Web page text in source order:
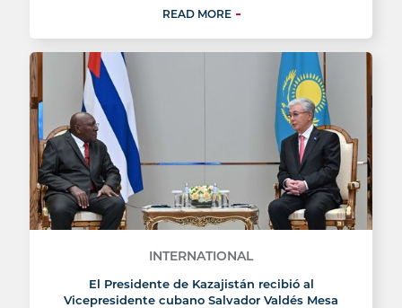
READ MORE
INTERNATIONAL
El Presidente de Kazajistán recibió al
Vicepresidente cubano Salvador Valdés Mesa